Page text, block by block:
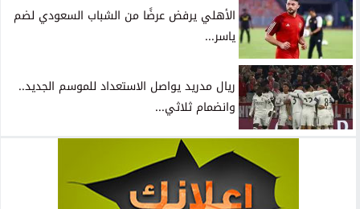
الأهلي يرفض عرضًا من الشباب السعودي لضم
ياسر...
ريال مدريد يواصل الاستعداد للموسم الجديد..
وانضمام ثلاثي...